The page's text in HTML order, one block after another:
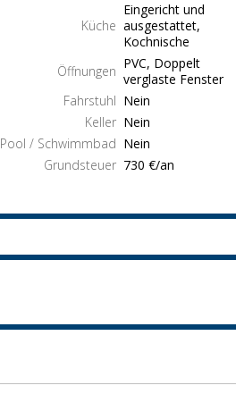
Küche
Eingericht und
ausgestattet,
Kochnische
Öffnungen PVC, Doppelt
verglaste Fenster
Fahrstuhl Nein
Keller Nein
Pool / Schwimmbad Nein
Grundsteuer 730 €/an